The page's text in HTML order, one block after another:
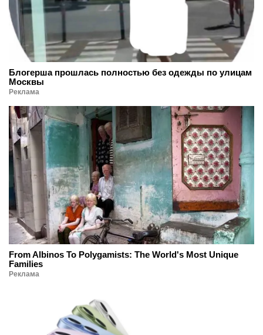
Блогерша прошлась полностью без одежды по улицам
Москвы
Реклама
From Albinos To Polygamists: The World's Most Unique
Families
Реклама